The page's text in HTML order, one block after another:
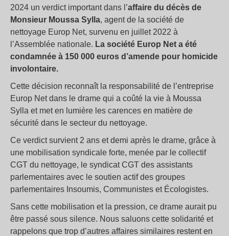
2024 un verdict important dans l’affaire du décès de
Monsieur Moussa Sylla, agent de la société de
nettoyage Europ Net, survenu en juillet 2022 à
l’Assemblée nationale. La société Europ Net a été
condamnée à 150 000 euros d’amende pour homicide
involontaire.
Cette décision reconnaît la responsabilité de l’entreprise
Europ Net dans le drame qui a coûté la vie à Moussa
Sylla et met en lumière les carences en matière de
sécurité dans le secteur du nettoyage.
Ce verdict survient 2 ans et demi après le drame, grâce à
une mobilisation syndicale forte, menée par le collectif
CGT du nettoyage, le syndicat CGT des assistants
parlementaires avec le soutien actif des groupes
parlementaires Insoumis, Communistes et Écologistes.
Sans cette mobilisation et la pression, ce drame aurait pu
être passé sous silence. Nous saluons cette solidarité et
rappelons que trop d’autres affaires similaires restent en